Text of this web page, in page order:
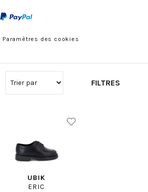
Paramètres des cookies
FILTRES
UBIK
ERIC